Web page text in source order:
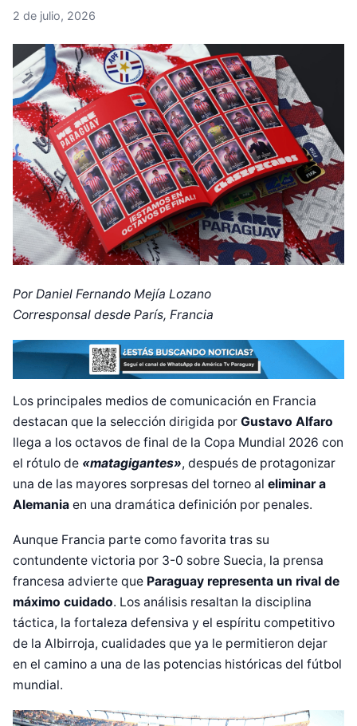
2 de julio, 2026
Por Daniel Fernando Mejía Lozano
Corresponsal desde París, Francia
Los principales medios de comunicación en Francia
destacan que la selección dirigida por Gustavo Alfaro
llega a los octavos de final de la Copa Mundial 2026 con
el rótulo de «matagigantes», después de protagonizar
una de las mayores sorpresas del torneo al eliminar a
Alemania en una dramática definición por penales.
Aunque Francia parte como favorita tras su
contundente victoria por 3-0 sobre Suecia, la prensa
francesa advierte que Paraguay representa un rival de
máximo cuidado. Los análisis resaltan la disciplina
táctica, la fortaleza defensiva y el espíritu competitivo
de la Albirroja, cualidades que ya le permitieron dejar
en el camino a una de las potencias históricas del fútbol
mundial.